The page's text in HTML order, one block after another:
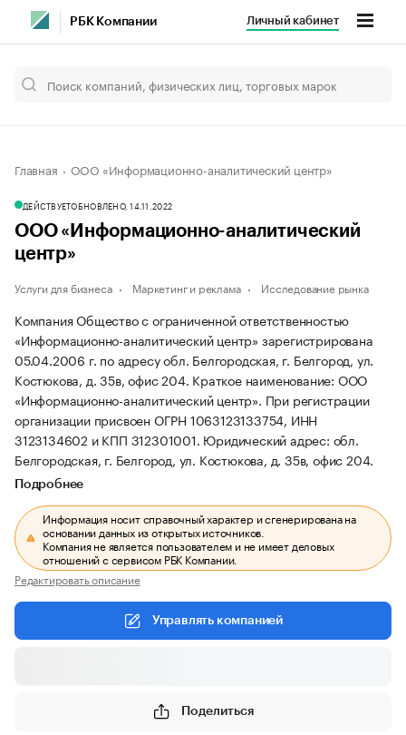
РБК Компании Личный кабинет
Главная ООО «Информационно-аналитический центр»
ДЕЙСТВУЕТОБНОВЛЕНО, 14.11.2022
ООО «Информационно-аналитический
центр»
Услуги для бизнеса Маркетинг и реклама Исследование рынка
Компания Общество с ограниченной ответственностью
«Информационно-аналитический центр» зарегистрирована
05.04.2006 г. по адресу обл. Белгородская, г. Белгород, ул.
Костюкова, д. 35в, офис 204. Краткое наименование: ООО
«Информационно-аналитический центр». При регистрации
организации присвоен ОГРН 1063123133754, ИНН
3123134602 и КПП 312301001. Юридический адрес: обл.
Белгородская, г. Белгород, ул. Костюкова, д. 35в, офис 204.
Подробнее
Информация носит справочный характер и сгенерирована на
основании данных из открытых источников.
Компания не является пользователем и не имеет деловых
отношений с сервисом РБК Компании.
Редактировать описание
Управлять компанией
Поделиться